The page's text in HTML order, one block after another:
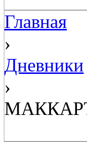
Главная
›
Дневники
›